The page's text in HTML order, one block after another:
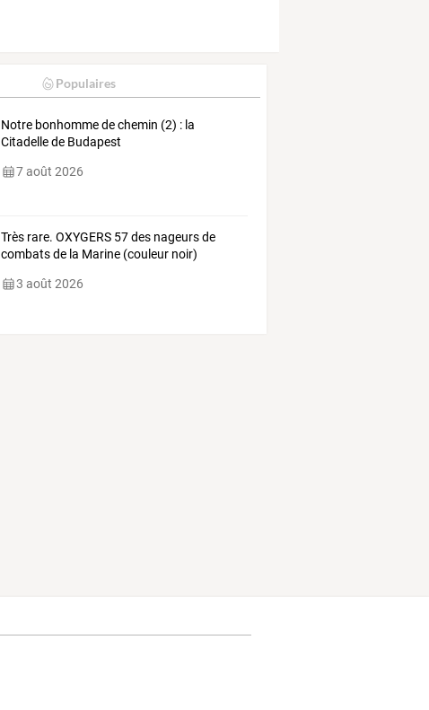
Populaires
Notre bonhomme de chemin (2) : la
Citadelle de Budapest
7 août 2026
Très rare. OXYGERS 57 des nageurs de
combats de la Marine (couleur noir)
3 août 2026